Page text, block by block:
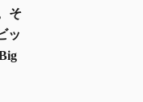
そ
ッ